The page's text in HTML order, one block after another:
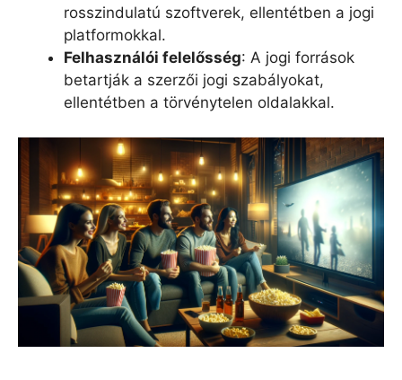
rosszindulatú szoftverek, ellentétben a jogi
platformokkal.
Felhasználói felelősség: A jogi források
betartják a szerzői jogi szabályokat,
ellentétben a törvénytelen oldalakkal.